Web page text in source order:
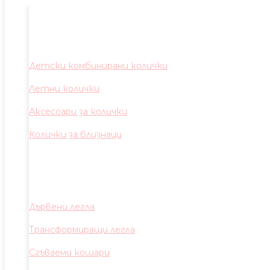
Детски комбинирани колички
Летни колички
Аксесоари за колички
Колички за близнаци
Дървени легла
Трансформиращи легла
Сгъваеми кошари